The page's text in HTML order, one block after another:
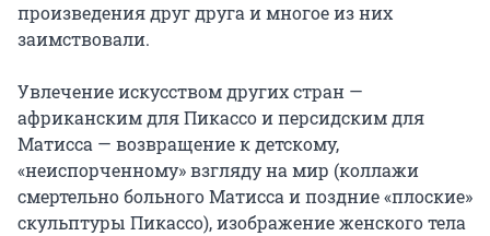
произведения друг друга и многое из них
заимствовали.
Увлечение искусством других стран —
африканским для Пикассо и персидским для
Матисса — возвращение к детскому,
«неиспорченному» взгляду на мир (коллажи
смертельно больного Матисса и поздние «плоские»
скульптуры Пикассо), изображение женского тела